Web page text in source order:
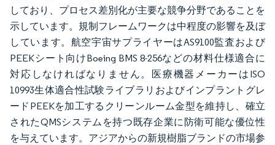
しており、プロセス差別化が主要な競争分野であることを
示しています。規制フレームワークは中程度の影響を及ぼ
しています。航空宇宙サプライヤーはAS9100監査および
PEEKシート向けBoeing BMS 8-256などの材料仕様適合に
対応しなければなりません。医療機器メーカーはISO
10993生体適合性試験ライブラリおよびインプラントグレ
ードPEEKを加工するクリーンルーム金型を維持し、確立
されたQMSシステムを持つ既存企業に防衛可能な優位性
を与えています。アジアからの新規樹脂ブランドの市場参